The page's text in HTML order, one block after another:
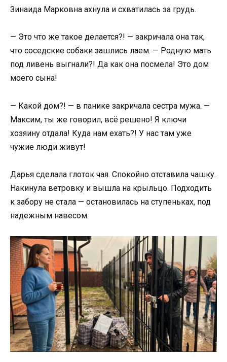
Зинаида Марковна ахнула и схватилась за грудь.
— Это что же такое делается?! — закричала она так,
что соседские собаки зашлись лаем. — Родную мать
под ливень выгнали?! Да как она посмела! Это дом
моего сына!
— Какой дом?! — в панике закричала сестра мужа. —
Максим, ты же говорил, всё решено! Я ключи
хозяину отдала! Куда нам ехать?! У нас там уже
чужие люди живут!
Дарья сделала глоток чая. Спокойно отставила чашку.
Накинула ветровку и вышла на крыльцо. Подходить
к забору не стала — остановилась на ступеньках, под
надежным навесом.